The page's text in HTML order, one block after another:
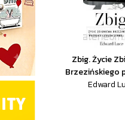
Zbig. Życie
Brzezińskiego
Edward